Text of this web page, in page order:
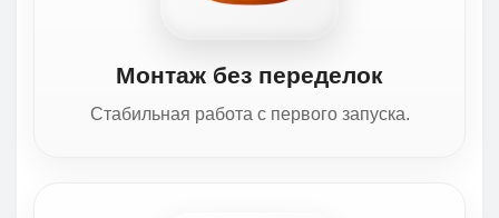
Монтаж без переделок
Стабильная работа с первого запуска.